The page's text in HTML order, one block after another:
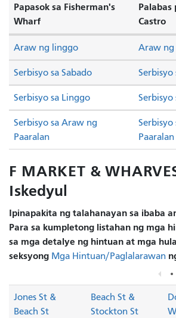
Papasok sa Fisherman's
Wharf
Palabas
Castro
Serbisyo sa Sabado Serbisyo
Serbisyo sa Linggo Serbisyo
Araw ng linggo Araw
Serbisyo sa Araw ng
Paaralan
Paaralan
F MARKET &
Iskedyul
Ipinapakita ng talahanayan sa ibaba
Para sa kumpletong listahan ng mga
sa mga detalye ng hintuan at mga
seksyong Mga Hintuan/Paglalarawan
Jones St &
Beach St
Beach St &
Stockton St